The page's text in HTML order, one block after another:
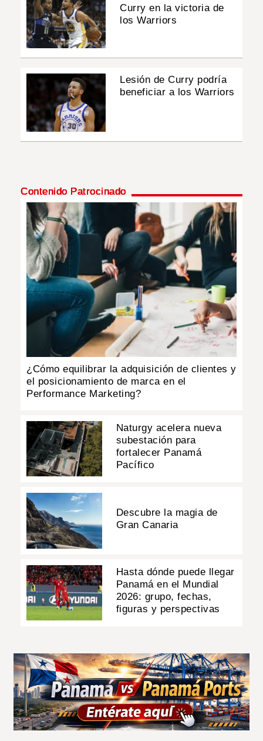
Curry en la victoria de
los Warriors
Lesión de Curry podría
beneficiar a los Warriors
Contenido Patrocinado
¿Cómo equilibrar la adquisición de clientes y
el posicionamiento de marca en el
Performance Marketing?
Naturgy acelera nueva
subestación para
fortalecer Panamá
Pacífico
Descubre la magia de
Gran Canaria
Hasta dónde puede llegar
Panamá en el Mundial
2026: grupo, fechas,
figuras y perspectivas